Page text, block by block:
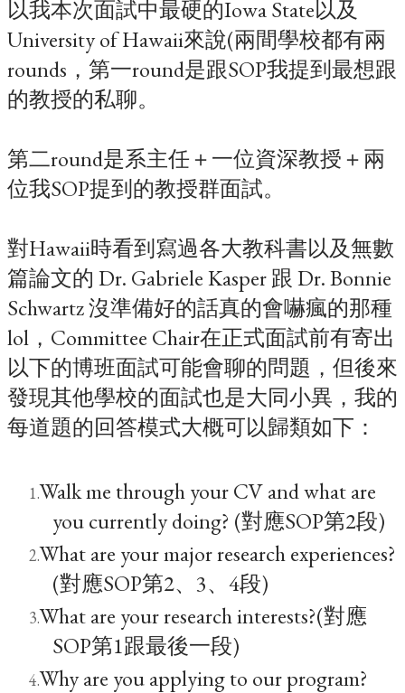
以我本次面試中最硬的Iowa State以及
University of Hawaii來說(兩間學校都有兩
rounds，第一round是跟SOP我提到最想跟
的教授的私聊。
第二round是系主任＋一位資深教授＋兩
位我SOP提到的教授群面試。
對Hawaii時看到寫過各大教科書以及無數
篇論文的 Dr. Gabriele Kasper 跟 Dr. Bonnie
Schwartz 沒準備好的話真的會嚇瘋的那種
lol，Committee Chair在正式面試前有寄出
以下的博班面試可能會聊的問題，但後來
發現其他學校的面試也是大同小異，我的
每道題的回答模式大概可以歸類如下：
Walk me through your CV and what are
you currently doing? (對應SOP第2段)
What are your major research experiences?
(對應SOP第2、3、4段)
What are your research interests?(對應
SOP第1跟最後一段)
Why are you applying to our program?